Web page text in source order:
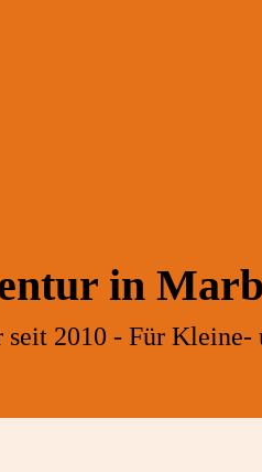
in
2010 - Für